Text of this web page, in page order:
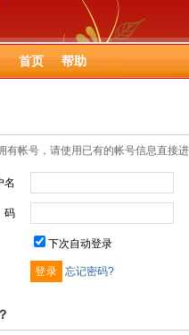
首页 帮助
有帐号，请使用已有的帐号信息直接
名
下次自动登录
忘记密码?